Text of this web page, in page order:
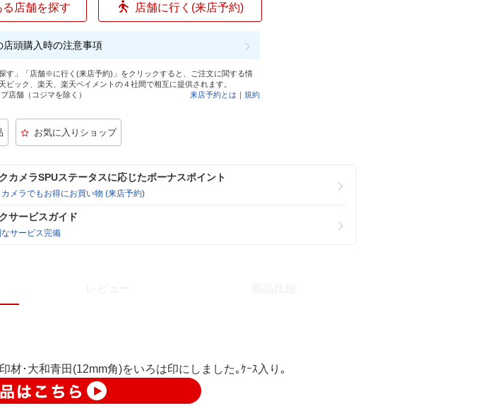
店舗を探す 店舗に行く(来店予約)
店頭購入時の注意事項
す」「店舗※に行く(来店予約)」をクリックすると、ご注文に関する情
ビック、楽天、楽天ペイメントの４社間で相互に提供されます。
店舗（コジマを除く）
来店予約とは ｜規約
カメラSPUステータスに応じたボーナスポイント
メラでもお得にお買い物 (来店予約)
サービスガイド
サービス完備
･大和青田(12mm角)をいろは印にしました｡ｹｰｽ入り｡